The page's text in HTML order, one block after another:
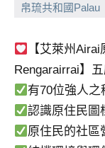
帛琉共和國Palau
小No
【艾萊州
Rengarairrai】
有70位強人之
認識原住民圖
原住民的社區